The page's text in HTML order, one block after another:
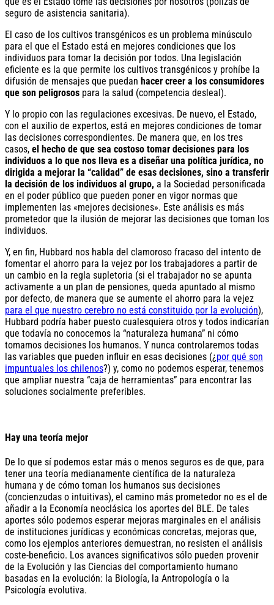
seguro de asistencia sanitaria).
El caso de los cultivos transgénicos es un problema minúsculo
para el que el Estado está en mejores condiciones que los
individuos para tomar la decisión por todos. Una legislación
eficiente es la que permite los cultivos transgénicos y prohíbe la
difusión de mensajes que puedan hacer creer a los consumidores
que son peligrosos para la salud (competencia desleal).
Y lo propio con las regulaciones excesivas. De nuevo, el Estado,
con el auxilio de expertos, está en mejores condiciones de tomar
las decisiones correspondientes. De manera que, en los tres
casos, el hecho de que sea costoso tomar decisiones para los
individuos a lo que nos lleva es a diseñar una política jurídica, no
dirigida a mejorar la “calidad” de esas decisiones, sino a transferir
la decisión de los individuos al grupo, a la Sociedad personificada
en el poder público que pueden poner en vigor normas que
implementen las «mejores decisiones». Este análisis es más
prometedor que la ilusión de mejorar las decisiones que toman los
individuos.
Y, en fin, Hubbard nos habla del clamoroso fracaso del intento de
fomentar el ahorro para la vejez por los trabajadores a partir de
un cambio en la regla supletoria (si el trabajador no se apunta
activamente a un plan de pensiones, queda apuntado al mismo
por defecto, de manera que se aumente el ahorro para la vejez
para el que nuestro cerebro no está constituido por la evolución),
Hubbard podría haber puesto cualesquiera otros y todos indicarían
que todavía no conocemos la “naturaleza humana” ni cómo
tomamos decisiones los humanos. Y nunca controlaremos todas
las variables que pueden influir en esas decisiones (¿ por qué son
impuntuales los chilenos?) y, como no podemos esperar, tenemos
que ampliar nuestra “caja de herramientas” para encontrar las
soluciones socialmente preferibles.
Hay una teoría mejor
De lo que sí podemos estar más o menos seguros es de que, para
tener una teoría medianamente científica de la naturaleza
humana y de cómo toman los humanos sus decisiones
(concienzudas o intuitivas), el camino más prometedor no es el de
añadir a la Economía neoclásica los aportes del BLE. De tales
aportes sólo podemos esperar mejoras marginales en el análisis
de instituciones jurídicas y económicas concretas, mejoras que,
como los ejemplos anteriores demuestran, no resisten el análisis
coste-beneficio. Los avances significativos sólo pueden provenir
de la Evolución y las Ciencias del comportamiento humano
basadas en la evolución: la Biología, la Antropología o la
Psicología evolutiva.